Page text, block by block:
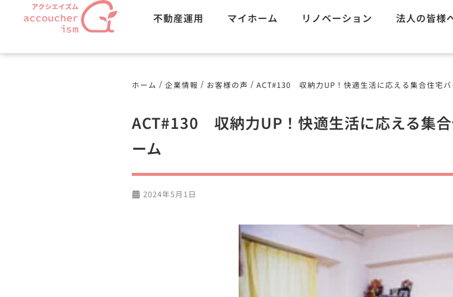
不動産運用 マイホーム リノベーション 法人の皆様
ホーム / 企業情報 / お客様の声 / ACT#130 収納力UP！快適生活に応える集合住宅
ACT#130 収納力UP！快適生活に応える集
ーム
2024年5月1日